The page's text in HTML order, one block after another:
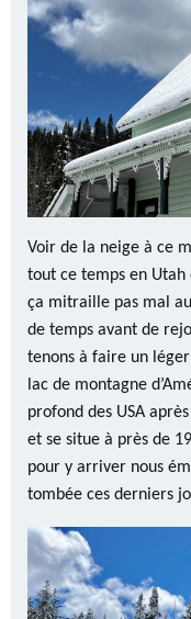
Voir de la neige à ce
tout ce temps en Utah
ça mitraille pas mal
de temps avant de
tenons à faire un
lac de montagne
profond des USA
et se situe à près de
pour y arriver nous
tombée ces derniers